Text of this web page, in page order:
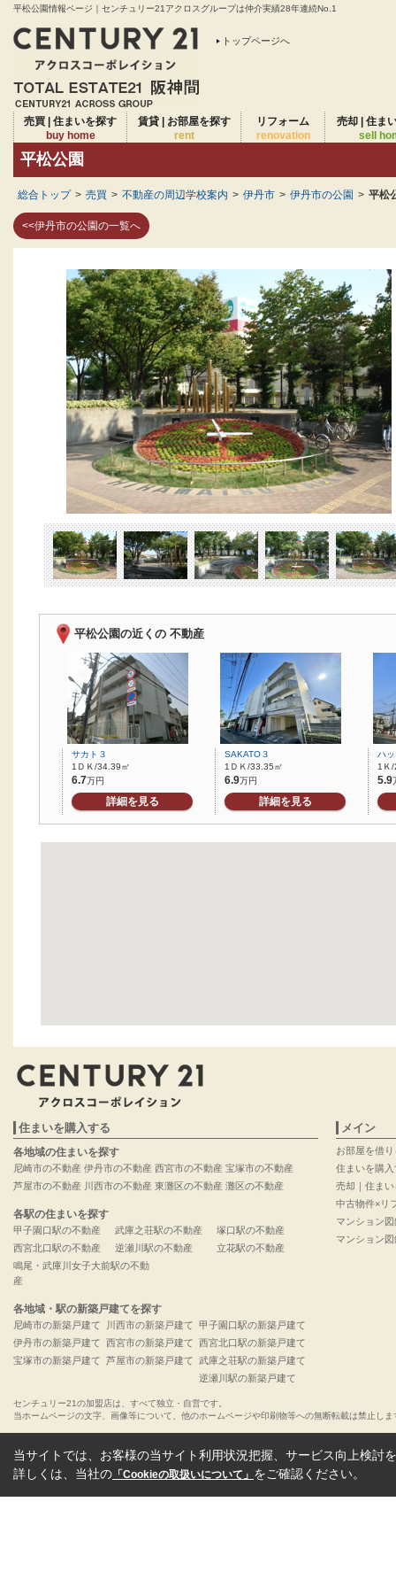
平松公園情報ページ｜センチュリー21アクロスグループは仲介実績28年連続No.1
トップページへ
売買 | 住まいを探す
buy home
賃貸 | お部屋を探す
rent
リフォーム
renovation
売却 | 住ま
sell
平松公園
総合トップ > 売買 > 不動産の周辺学校案内 > 伊丹市 > 伊丹市の公園 > 平松
<<伊丹市の公園の一覧へ
平松公園の近くの 不動産
サカト３
1ＤＫ/34.39㎡
6.7万円
詳細を見る
SAKATO３
1ＤＫ/33.35㎡
6.9万円
詳細を見る
ハ
1Ｋ
5.9
住まいを購入する
各地域の住まいを探す
尼崎市の不動産
芦屋市の不動産
伊丹市の不動産
川西市の不動産
西宮市の不動産
東灘区の不動産
宝塚市の不動産
灘区の不動産
各駅の住まいを探す
甲子園口駅の不動産
西宮北口駅の不動産
武庫之荘駅の不動産
逆瀬川駅の不動産
塚口駅の不動産
立花駅の不動産
鳴尾・武庫川女子大前駅の不動
産
各地域・駅の新築戸建てを探す
尼崎市の新築戸建て
伊丹市の新築戸建て
宝塚市の新築戸建て
川西市の新築戸建て
西宮市の新築戸建て
芦屋市の新築戸建て
甲子園口駅の新築戸建て
西宮北口駅の新築戸建て
武庫之荘駅の新築戸建て
逆瀬川駅の新築戸建て
メイン
お部屋を借り
住まいを購入
売却｜住ま
中古物件×リ
マンション
マンション
センチュリー21の加盟店は、すべて独立・自営です。
当ホームページの文字、画像等について、他のホームページや印刷物等への無断転載は禁止しま
当サイトでは、お客様の当サイト利用状況把握、サービス向上検討
詳しくは、当社の 「Cookieの取扱いについて」 をご確認ください。